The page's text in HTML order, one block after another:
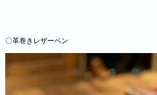
〇革巻きレザーペン